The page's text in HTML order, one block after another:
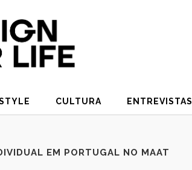
CULTURA ENTREVISTAS
EM PORTUGAL NO MAAT